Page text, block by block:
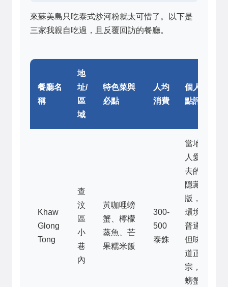
來蘇美島只吃泰式炒河粉就太可惜了。以下是
三家我親自吃過，且反覆回訪的餐廳。
餐廳名
稱
地
址/
區
域
特色菜與
必點
人均
消費
個人
點評
Khaw
Glong
Tong
查
汶
區
小
巷
內
黃咖哩螃
蟹、檸檬
蒸魚、芒
果糯米飯
300-
500
泰銖
當地
人愛
去的
隱藏
版，
環境
普通
但味
道正
宗，
螃蟹